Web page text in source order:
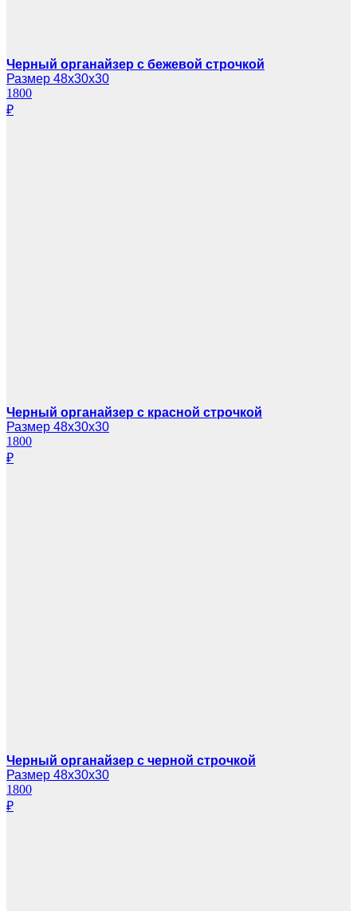
Черный органайзер с бежевой строчкой
Размер 48х30х30
1800
₽
Черный органайзер с красной строчкой
Размер 48х30х30
1800
₽
Черный органайзер с черной строчкой
Размер 48х30х30
1800
₽